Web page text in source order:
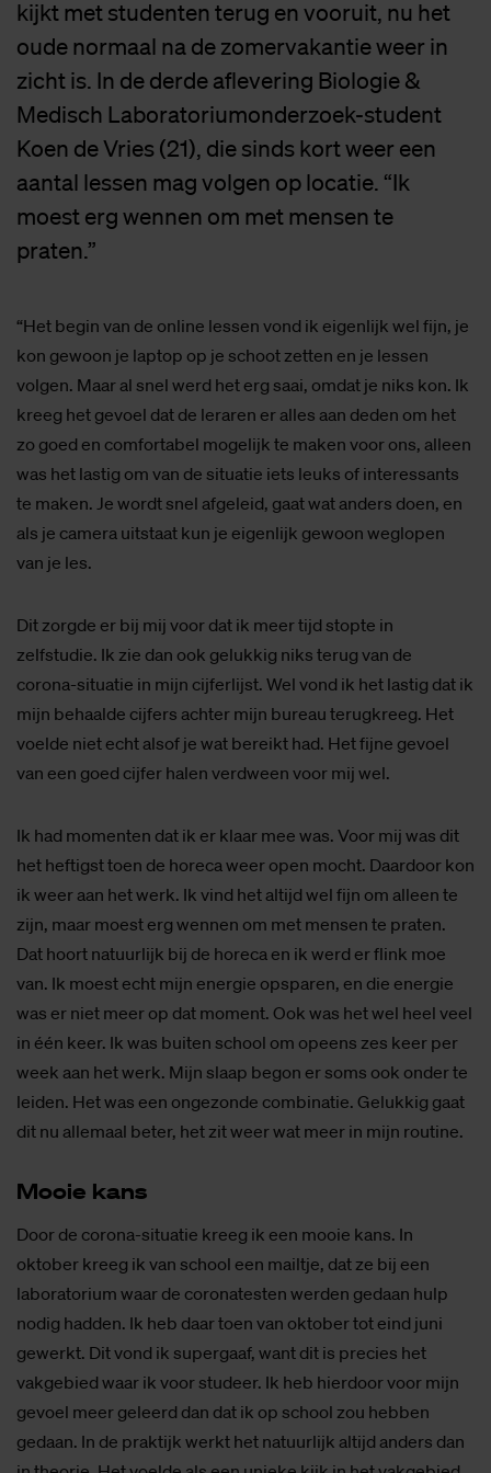
kijkt met studenten terug en vooruit, nu het
oude normaal na de zomervakantie weer in
zicht is. In de derde aflevering Biologie &
Medisch Laboratoriumonderzoek-student
Koen de Vries (21), die sinds kort weer een
aantal lessen mag volgen op locatie. “Ik
moest erg wennen om met mensen te
praten.”
“Het begin van de online lessen vond ik eigenlijk wel fijn, je
kon gewoon je laptop op je schoot zetten en je lessen
volgen. Maar al snel werd het erg saai, omdat je niks kon. Ik
kreeg het gevoel dat de leraren er alles aan deden om het
zo goed en comfortabel mogelijk te maken voor ons, alleen
was het lastig om van de situatie iets leuks of interessants
te maken. Je wordt snel afgeleid, gaat wat anders doen, en
als je camera uitstaat kun je eigenlijk gewoon weglopen
van je les.
Dit zorgde er bij mij voor dat ik meer tijd stopte in
zelfstudie. Ik zie dan ook gelukkig niks terug van de
corona-situatie in mijn cijferlijst. Wel vond ik het lastig dat ik
mijn behaalde cijfers achter mijn bureau terugkreeg. Het
voelde niet echt alsof je wat bereikt had. Het fijne gevoel
van een goed cijfer halen verdween voor mij wel.
Ik had momenten dat ik er klaar mee was. Voor mij was dit
het heftigst toen de horeca weer open mocht. Daardoor kon
ik weer aan het werk. Ik vind het altijd wel fijn om alleen te
zijn, maar moest erg wennen om met mensen te praten.
Dat hoort natuurlijk bij de horeca en ik werd er flink moe
van. Ik moest echt mijn energie opsparen, en die energie
was er niet meer op dat moment. Ook was het wel heel veel
in één keer. Ik was buiten school om opeens zes keer per
week aan het werk. Mijn slaap begon er soms ook onder te
leiden. Het was een ongezonde combinatie. Gelukkig gaat
dit nu allemaal beter, het zit weer wat meer in mijn routine.
Mooie kans
Door de corona-situatie kreeg ik een mooie kans. In
oktober kreeg ik van school een mailtje, dat ze bij een
laboratorium waar de coronatesten werden gedaan hulp
nodig hadden. Ik heb daar toen van oktober tot eind juni
gewerkt. Dit vond ik supergaaf, want dit is precies het
vakgebied waar ik voor studeer. Ik heb hierdoor voor mijn
gevoel meer geleerd dan dat ik op school zou hebben
gedaan. In de praktijk werkt het natuurlijk altijd anders dan